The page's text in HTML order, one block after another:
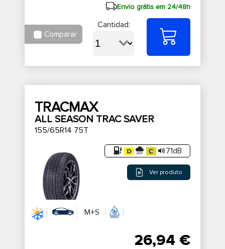
Envio grátis em 24/48h
Comparar
Cantidad:
TRACMAX
ALL SEASON TRAC SAVER
155/65R14 75T
71dB
Ver produto
M+S
26,94 €